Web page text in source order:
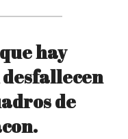
hay
de